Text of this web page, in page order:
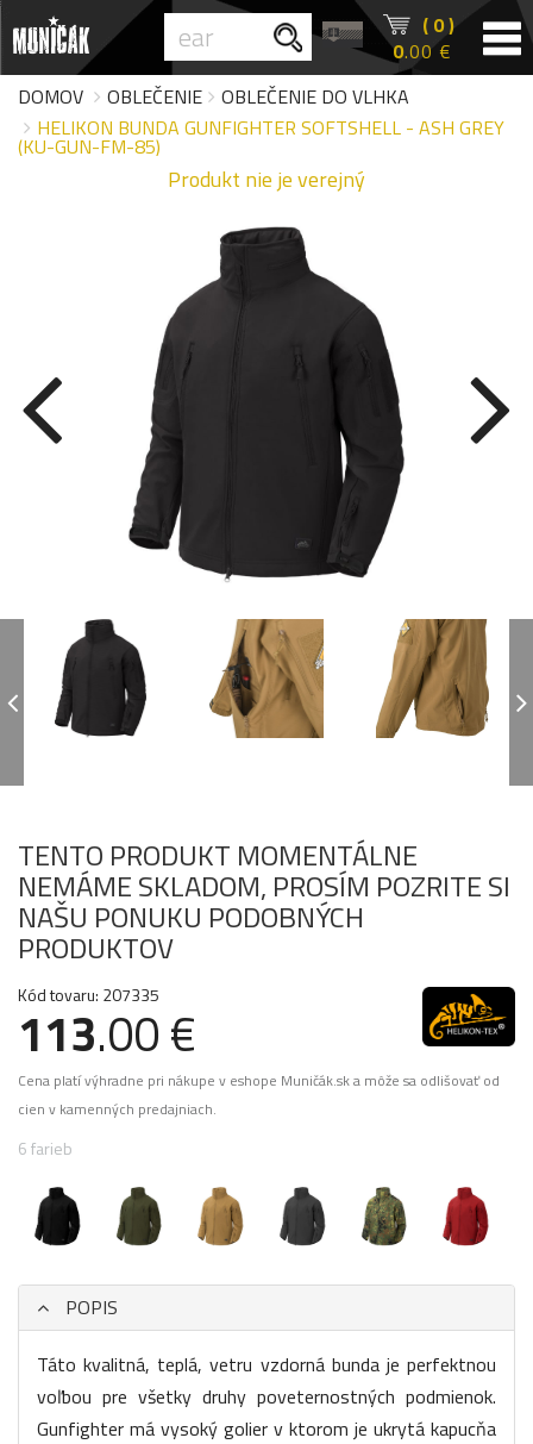
( 0 )
0.00 €
DOMOV
OBLEČENIE
OBLEČENIE DO VLHKA
HELIKON BUNDA GUNFIGHTER SOFTSHELL - ASH GREY
(KU-GUN-FM-85)
Produkt nie je verejný
TENTO PRODUKT MOMENTÁLNE
NEMÁME SKLADOM, PROSÍM POZRITE SI
NAŠU PONUKU PODOBNÝCH
PRODUKTOV
Kód tovaru: 207335
113.00 €
Cena platí výhradne pri nákupe v eshope Muničák.sk a môže sa odlišovať od
cien v kamenných predajniach.
6 farieb
POPIS
Táto kvalitná, teplá, vetru vzdorná bunda je perfektnou
voľbou pre všetky druhy poveternostných podmienok.
Gunfighter má vysoký golier v ktorom je ukrytá kapucňa